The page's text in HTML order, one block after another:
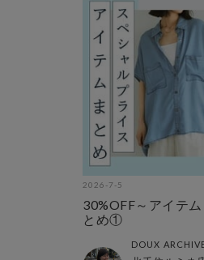
2026-7-5
30%OFF～アイテム
とめ①
DOUX